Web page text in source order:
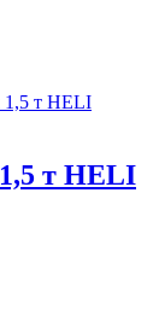
т HELI